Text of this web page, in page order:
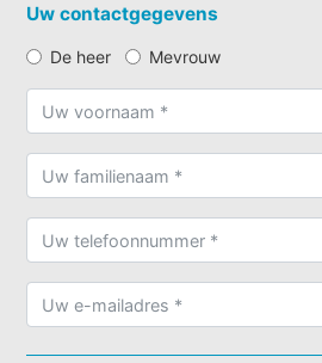
Uw contactgegevens
De heer Mevrouw